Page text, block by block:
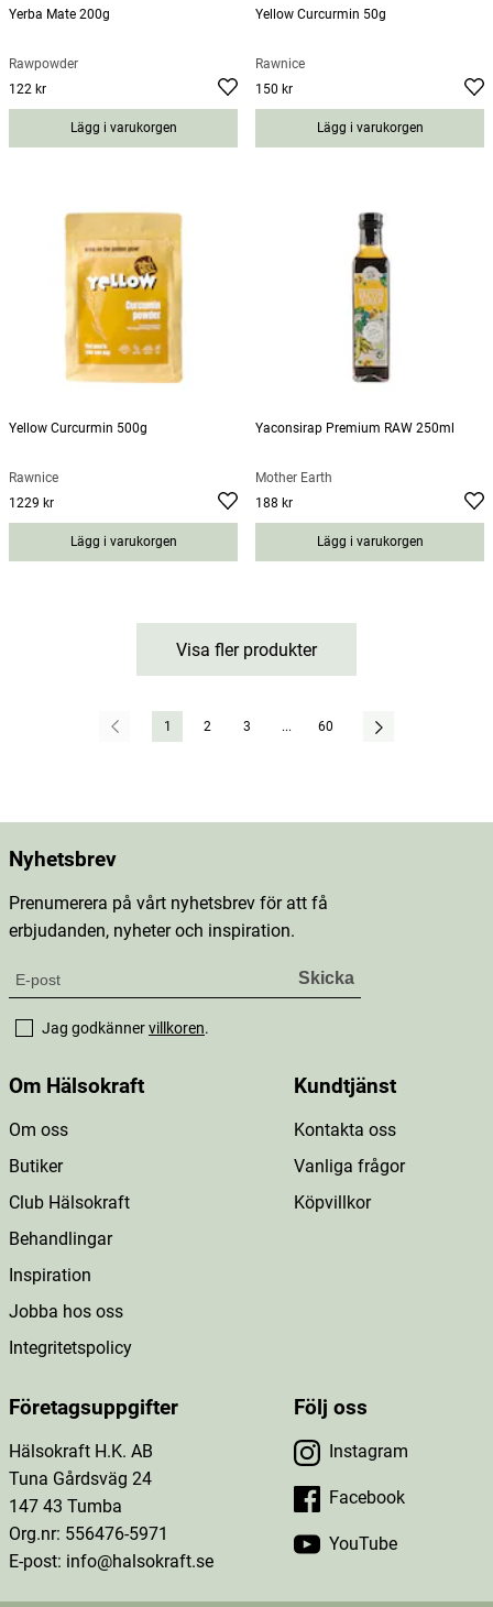
Yerba Mate 200g
Rawpowder
Pris:
122 kr
Lägg i varukorgen
Yellow Curcurmin 50g
Rawnice
Pris:
150 kr
Lägg i varukorgen
Yellow Curcurmin 500g
Rawnice
Pris :1229 kr
1229 kr
Lägg i varukorgen
Yaconsirap Premium RAW 250ml
Mother Earth
Pris:
188 kr
Lägg i varukorgen
Visa fler produkter
1 2 3 ... 60
Nyhetsbrev
Prenumerera på vårt nyhetsbrev för att få
erbjudanden, nyheter och inspiration.
Jag godkännervillkoren.
Om Hälsokraft
Om oss
Butiker
Club Hälsokraft
Behandlingar
Inspiration
Jobba hos oss
Integritetspolicy
Kundtjänst
Kontakta oss
Vanliga frågor
Köpvillkor
Företagsuppgifter
Hälsokraft H.K. AB
Tuna Gårdsväg 24
147 43 Tumba
Org.nr: 556476-5971
E-post: info@halsokraft.se
Följ oss
Instagram
Facebook
YouTube